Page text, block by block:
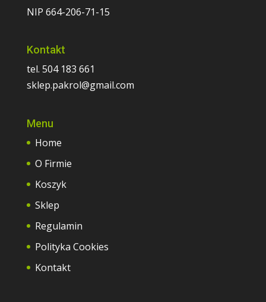
NIP 664-206-71-15
Kontakt
tel. 504 183 661
sklep.pakrol@gmail.com
Menu
Home
O Firmie
Koszyk
Sklep
Regulamin
Polityka Cookies
Kontakt